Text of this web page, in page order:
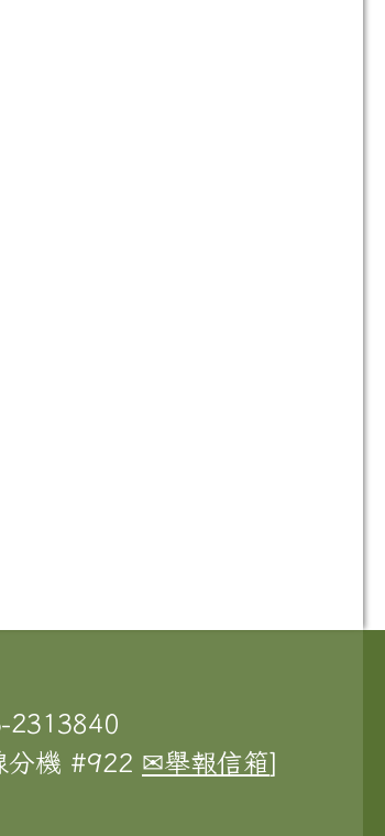
2313840
分機 #922 ✉舉報信箱]